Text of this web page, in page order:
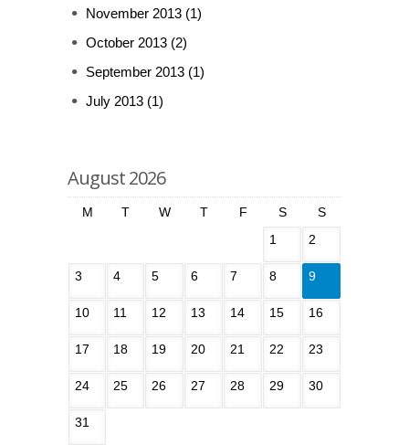
November 2013 (1)
October 2013 (2)
September 2013 (1)
July 2013 (1)
August 2026
M T W T F S
S
1
2
3 4 5 6 7 8 9
10 11 12 13 14 15 16
17 18 19 20 21 22 23
24 25 26 27 28 29 30
31